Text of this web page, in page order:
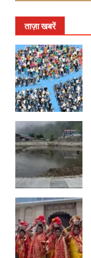
ताज़ा खबरें